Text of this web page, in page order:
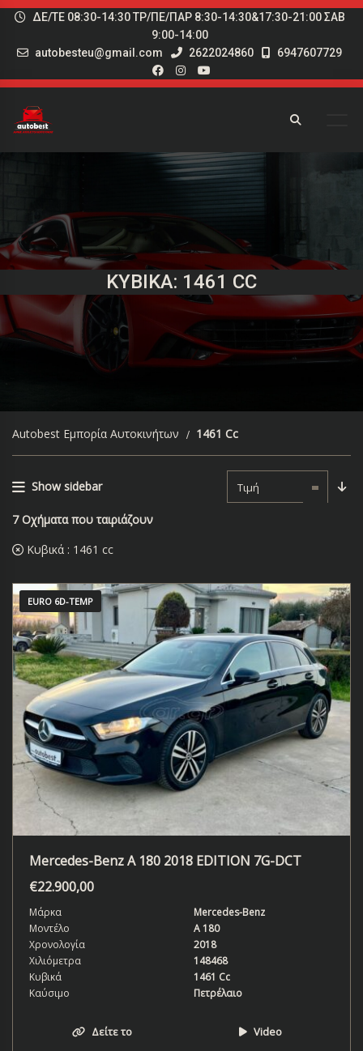
ΔΕ/ΤΕ 08:30-14:30 ΤΡ/ΠΕ/ΠΑΡ 8:30-14:30&17:30-21:00 ΣΑΒ
9:00-14:00
autobesteu@gmail.com
2622024860 6947607729
ΚΥΒΙΚΆ: 1461 CC
Autobest Εμπορία Αυτοκινήτων 1461 Cc
Show sidebar Τιμή
7 Οχήματα που ταιριάζουν
Κυβικά : 1461 cc
EURO 6D-TEMP
Mercedes-Benz A 180 2018 EDITION 7G-DCT
€22.900,00
Μάρκα
Mercedes-Benz
Μοντέλο
A 180
Χρονολογία
2018
Χιλιόμετρα
148468
Κυβικά
1461 Cc
Καύσιμο
Πετρέλαιο
Δείτε το Video